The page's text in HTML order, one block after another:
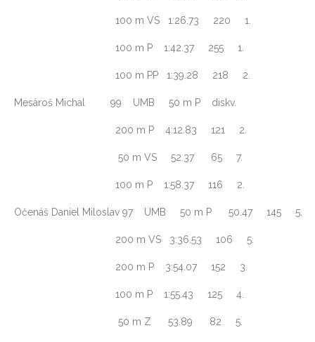
100 m VS 1:26.73 220 1.
100 m P 1:42.37 255 1.
100 m PP 1:39.28 218 2.
Mesároš Michal 99 UMB 50 m P diskv.
200 m P 4:12.83 121 2.
50 m VS 52.37 65 7.
100 m P 1:58.37 116 2.
Očenáš Daniel Miloslav 97 UMB 50 m P 50.47 145 5.
200 m VS 3:36.53 106 5.
200 m P 3:54.07 152 3.
100 m P 1:55.43 125 4.
50 m Z 53.89 82 5.